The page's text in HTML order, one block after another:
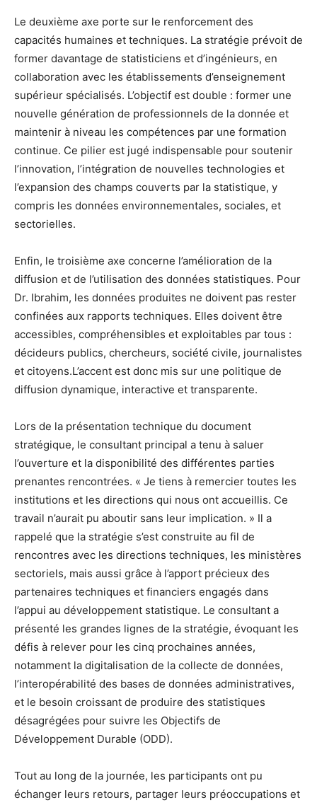
Le deuxième axe porte sur le renforcement des
capacités humaines et techniques. La stratégie prévoit de
former davantage de statisticiens et d’ingénieurs, en
collaboration avec les établissements d’enseignement
supérieur spécialisés. L’objectif est double : former une
nouvelle génération de professionnels de la donnée et
maintenir à niveau les compétences par une formation
continue. Ce pilier est jugé indispensable pour soutenir
l’innovation, l’intégration de nouvelles technologies et
l’expansion des champs couverts par la statistique, y
compris les données environnementales, sociales, et
sectorielles.
Enfin, le troisième axe concerne l’amélioration de la
diffusion et de l’utilisation des données statistiques. Pour
Dr. Ibrahim, les données produites ne doivent pas rester
confinées aux rapports techniques. Elles doivent être
accessibles, compréhensibles et exploitables par tous :
décideurs publics, chercheurs, société civile, journalistes
et citoyens.L’accent est donc mis sur une politique de
diffusion dynamique, interactive et transparente.
Lors de la présentation technique du document
stratégique, le consultant principal a tenu à saluer
l’ouverture et la disponibilité des différentes parties
prenantes rencontrées. « Je tiens à remercier toutes les
institutions et les directions qui nous ont accueillis. Ce
travail n’aurait pu aboutir sans leur implication. » Il a
rappelé que la stratégie s’est construite au fil de
rencontres avec les directions techniques, les ministères
sectoriels, mais aussi grâce à l’apport précieux des
partenaires techniques et financiers engagés dans
l’appui au développement statistique. Le consultant a
présenté les grandes lignes de la stratégie, évoquant les
défis à relever pour les cinq prochaines années,
notamment la digitalisation de la collecte de données,
l’interopérabilité des bases de données administratives,
et le besoin croissant de produire des statistiques
désagrégées pour suivre les Objectifs de
Développement Durable (ODD).
Tout au long de la journée, les participants ont pu
échanger leurs retours, partager leurs préoccupations et